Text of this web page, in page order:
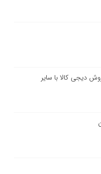
دیجی کالا با سایر